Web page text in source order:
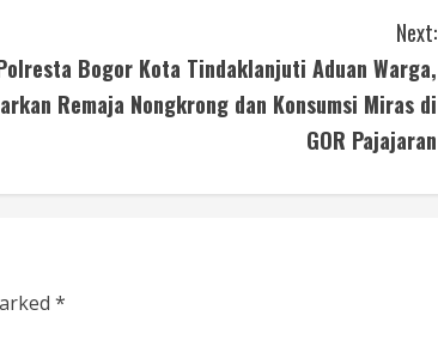
Next:
Bogor Kota Tindaklanjuti Aduan Warga,
Remaja Nongkrong dan Konsumsi Miras di
GOR Pajajaran
*